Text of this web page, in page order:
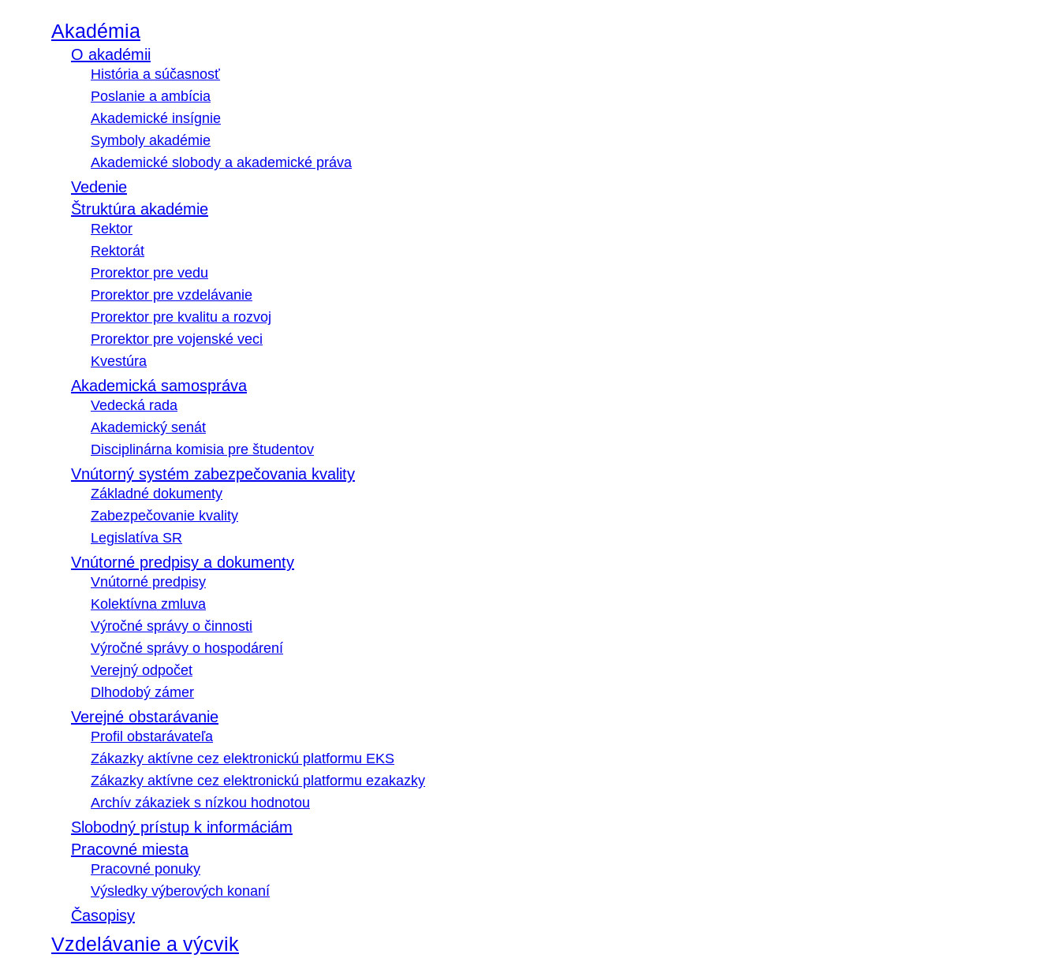
Akadémia
O akadémii
História a súčasnosť
Poslanie a ambícia
Akademické insígnie
Symboly akadémie
Akademické slobody a akademické práva
Vedenie
Štruktúra akadémie
Rektor
Rektorát
Prorektor pre vedu
Prorektor pre vzdelávanie
Prorektor pre kvalitu a rozvoj
Prorektor pre vojenské veci
Kvestúra
Akademická samospráva
Vedecká rada
Akademický senát
Disciplinárna komisia pre študentov
Vnútorný systém zabezpečovania kvality
Základné dokumenty
Zabezpečovanie kvality
Legislatíva SR
Vnútorné predpisy a dokumenty
Vnútorné predpisy
Kolektívna zmluva
Výročné správy o činnosti
Výročné správy o hospodárení
Verejný odpočet
Dlhodobý zámer
Verejné obstarávanie
Profil obstarávateľa
Zákazky aktívne cez elektronickú platformu EKS
Zákazky aktívne cez elektronickú platformu ezakazky
Archív zákaziek s nízkou hodnotou
Slobodný prístup k informáciám
Pracovné miesta
Pracovné ponuky
Výsledky výberových konaní
Časopisy
Vzdelávanie a výcvik